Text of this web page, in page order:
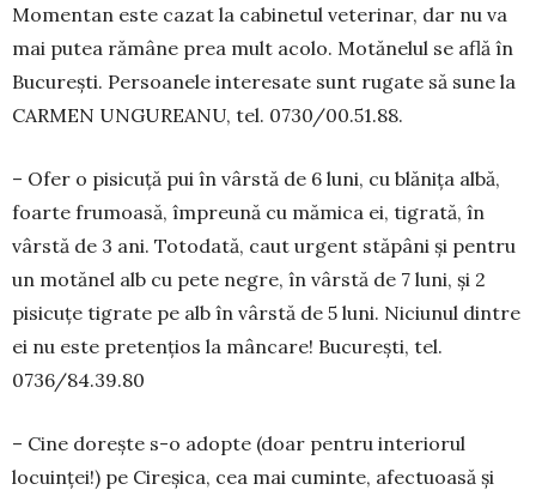
Mo­men­tan este cazat la ca­binetul vete­rinar, dar nu va
mai pu­tea rămâne prea mult acolo. Motă­ne­lul se află în
Bucu­rești. Per­soanele inte­resate sunt rugate să sune la
CAR­MEN UNGUREANU, tel. 0730/00.51.88.
– Ofer o pisicuță pui în vârstă de 6 luni, cu blănița albă,
foarte frumoasă, împreună cu mămica ei, tigrată, în
vârstă de 3 ani. Totodată, caut urgent stăpâni și pentru
un motănel alb cu pete negre, în vârstă de 7 luni, și 2
pisicuțe tigrate pe alb în vârstă de 5 luni. Niciunul dintre
ei nu este pretențios la mâncare! București, tel.
0736/84.39.80
– Cine dorește s-o adop­te (doar pentru interiorul
locuinței!) pe Cireșica, cea mai cuminte, afec­tuoasă și